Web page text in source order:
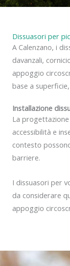
Dissuasori per
A Calenzano, i
davanzali,
appoggio
base a
Installazione
La
accessibilità e
contesto
barriere.
I dissuasori per
da considerare
appoggio